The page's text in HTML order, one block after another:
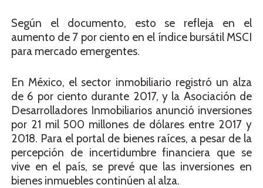
Según el documento, esto se refleja en el
aumento de 7 por ciento en el índice bursátil MSCI
para mercado emergentes.
En México, el sector inmobiliario registró un alza
de 6 por ciento durante 2017, y la Asociación de
Desarrolladores Inmobiliarios anunció inversiones
por 21 mil 500 millones de dólares entre 2017 y
2018. Para el portal de bienes raíces, a pesar de la
percepción de incertidumbre financiera que se
vive en el país, se prevé que las inversiones en
bienes inmuebles continúen al alza.